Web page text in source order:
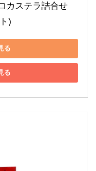
カステラ詰合せ
)
る
る